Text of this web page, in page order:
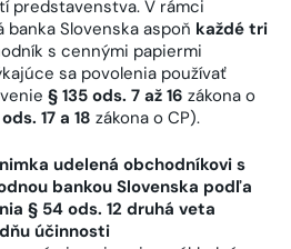
predstavenstva. V rámci
banka Slovenska aspoň každé tri
s cennými papiermi
sa povolenia používať
§ 135 ods. 7 až 16 zákona o
17 a 18 zákona o CP).
udelená obchodníkovi s
bankou Slovenska podľa
§ 54 ods. 12 druhá veta
účinnosti